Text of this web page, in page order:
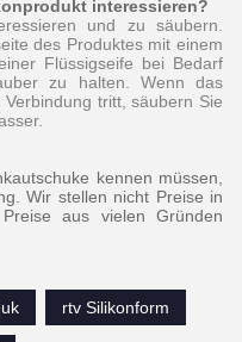
interessieren?
und zu säubern.
des Produktes mit einem
Flüssigseife bei Bedarf
zu halten. Wenn das
tritt, säubern Sie
kennen müssen,
Wir stellen nicht Preise in
aus vielen Gründen
rtv Silikonform